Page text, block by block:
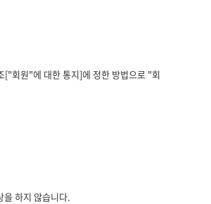
회원"에 대한 통지]에 정한 방법으로 "회
하지 않습니다.